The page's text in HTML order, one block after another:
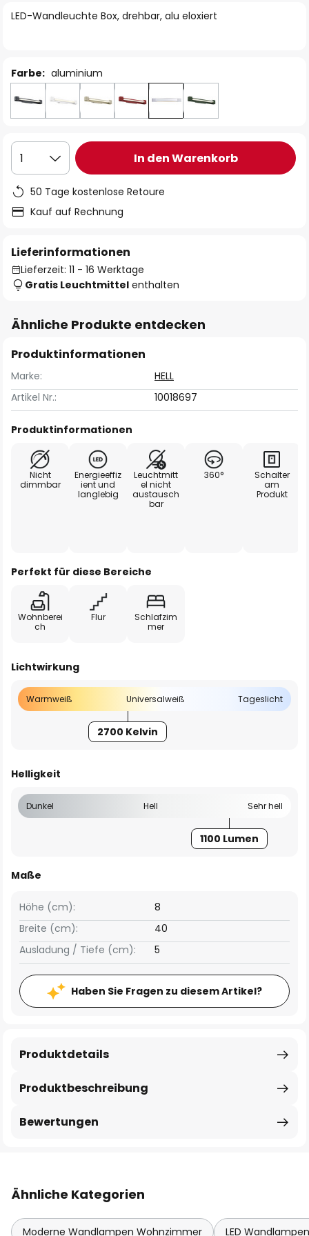
LED-Wandleuchte Box, drehbar, alu eloxiert
Farbe: aluminium
1 In den Warenkorb
50 Tage kostenlose Retoure
Kauf auf Rechnung
Lieferinformationen
Lieferzeit: 11 - 16 Werktage
Gratis Leuchtmittel enthalten
Ähnliche Produkte entdecken
Produktinformationen
Marke:
HELL
Artikel Nr.:
10018697
Produktinformationen
Nicht
dimmbar
Energieeffiz
ient und
langlebig
Leuchtmitt
el nicht
austausch
bar
360°
Schalter
am
Produkt
Perfekt für diese Bereiche
Wohnberei
ch
Flur
Schlafzim
mer
Lichtwirkung
Warmweiß Universalweiß Tageslicht
2700 Kelvin
Helligkeit
Dunkel Hell Sehr hell
1100 Lumen
Maße
Breite (cm): 40
Höhe (cm): 8
Ausladung / Tiefe (cm): 5
Haben Sie Fragen zu diesem Artikel?
Produktbeschreibung
Produktdetails
Bewertungen
Ähnliche Kategorien
Moderne Wandlampen Wohnzimmer LED